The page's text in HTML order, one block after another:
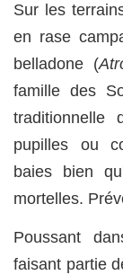
Sur les
en rase
belladone (
famille des
traditionnelle
pupilles ou
baies bien
mortelles.
Poussant
faisant partie